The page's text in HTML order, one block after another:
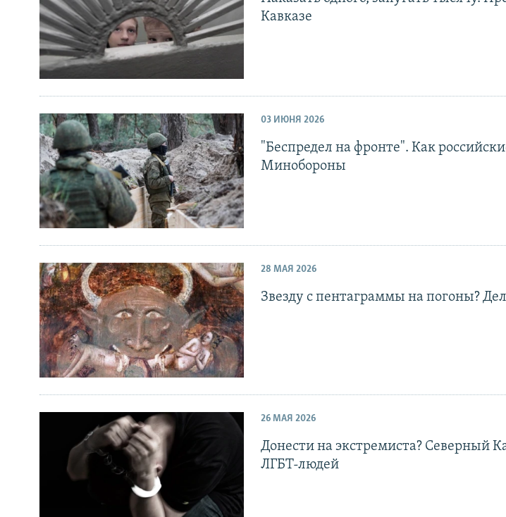
Кавказе
03 ИЮНЯ 2026
"Беспредел на фронте". Как
Минобороны
28 МАЯ 2026
Звезду с пентаграммы на погоны?
26 МАЯ 2026
Донести на экстремиста? Северный
ЛГБТ-людей